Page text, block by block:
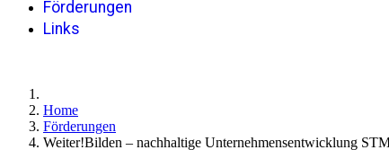
Förderungen
Links
Home
Förderungen
Weiter!Bilden – nachhaltige Unternehmensentwicklung